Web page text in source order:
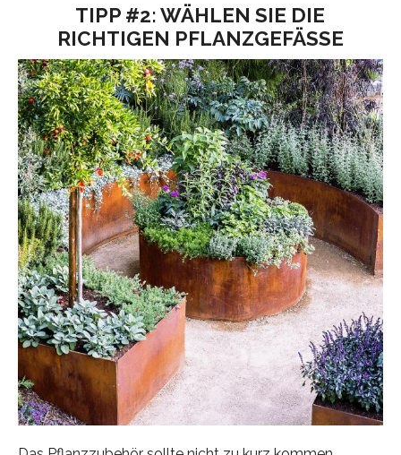
TIPP #2: WÄHLEN SIE DIE
RICHTIGEN PFLANZGEFÄSSE